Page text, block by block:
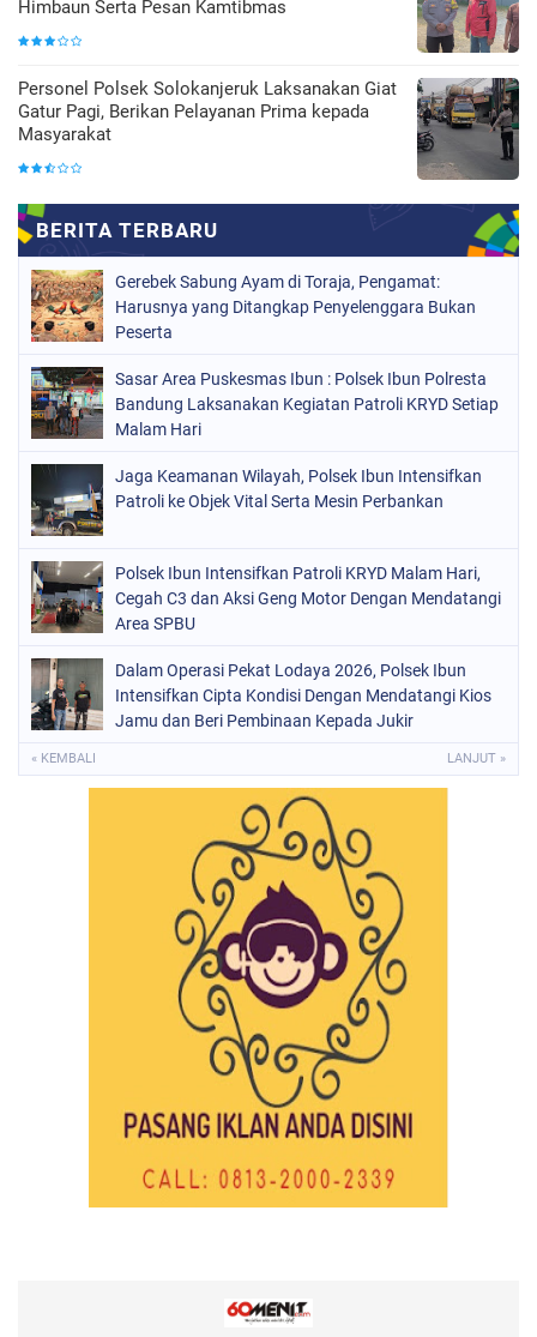
Himbaun Serta Pesan Kamtibmas
Personel Polsek Solokanjeruk Laksanakan Giat
Gatur Pagi, Berikan Pelayanan Prima kepada
Masyarakat
Gerebek Sabung Ayam di Toraja, Pengamat:
Harusnya yang Ditangkap Penyelenggara Bukan
Peserta
Sasar Area Puskesmas Ibun : Polsek Ibun Polresta
Bandung Laksanakan Kegiatan Patroli KRYD Setiap
Malam Hari
Jaga Keamanan Wilayah, Polsek Ibun Intensifkan
Patroli ke Objek Vital Serta Mesin Perbankan
Polsek Ibun Intensifkan Patroli KRYD Malam Hari,
Cegah C3 dan Aksi Geng Motor Dengan Mendatangi
Area SPBU
Dalam Operasi Pekat Lodaya 2026, Polsek Ibun
Intensifkan Cipta Kondisi Dengan Mendatangi Kios
Jamu dan Beri Pembinaan Kepada Jukir
« KEMBALI LANJUT »